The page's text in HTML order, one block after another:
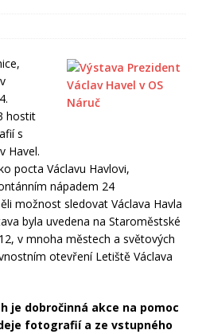
hostit
s
Havel.
pocta Václavu Havlovi,
nápadem 24
možnost sledovat Václava Havla
byla uvedena na Staroměstské
v mnoha městech a světových
otevření Letiště Václava
je dobročinná akce na pomoc
fotografií a ze vstupného